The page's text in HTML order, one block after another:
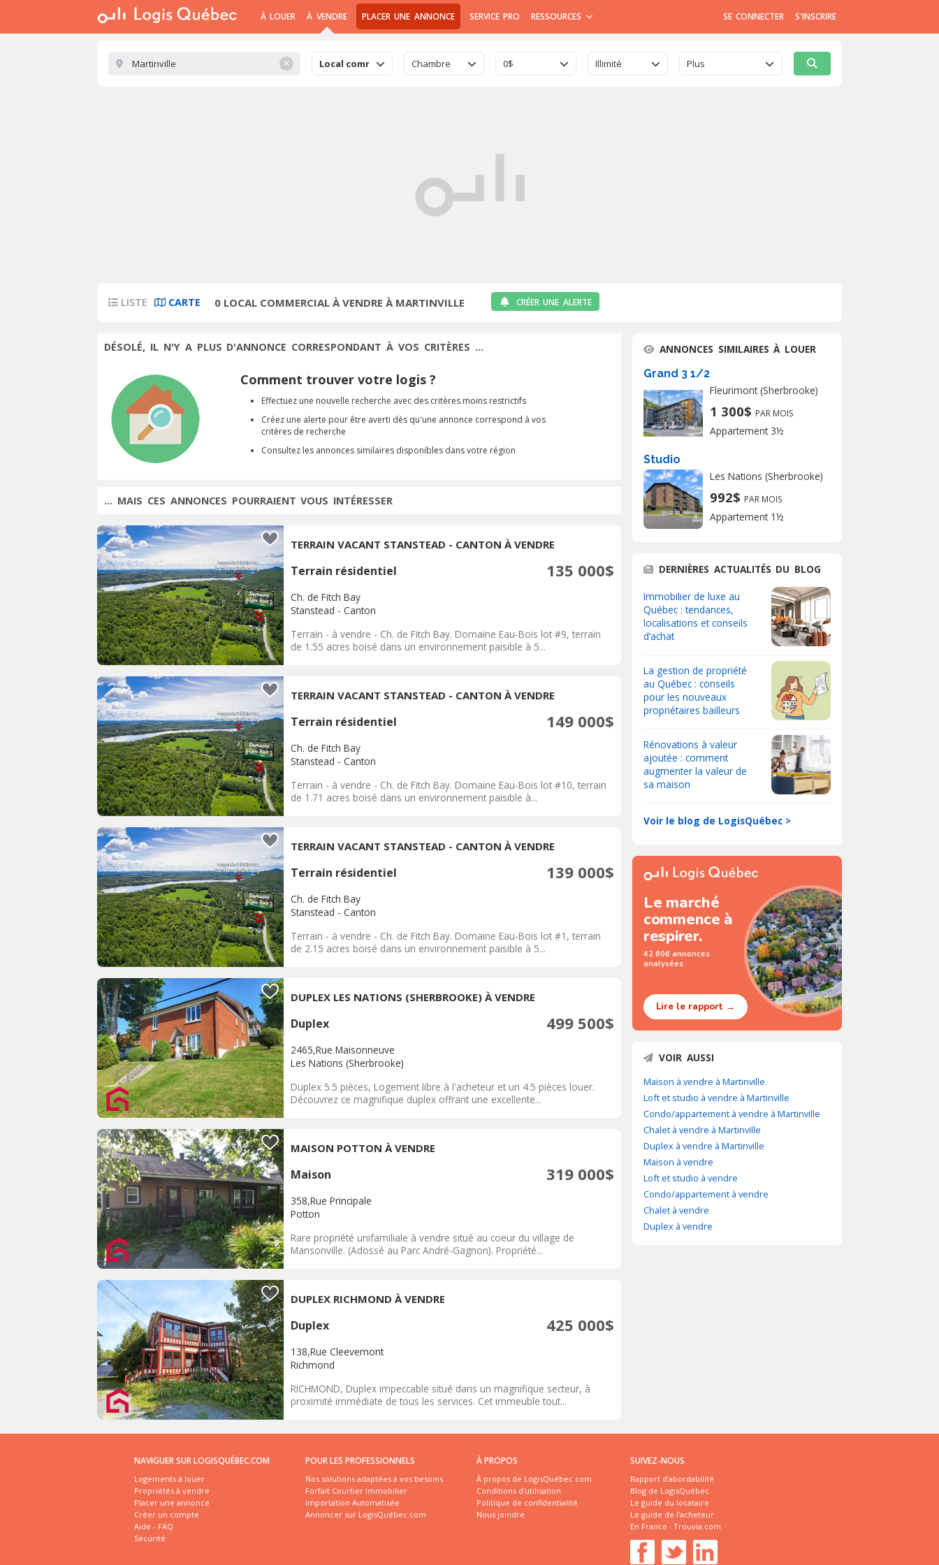
À LOUER À VENDRE PLACER UNE ANNONCE SERVICE PRO RESSOURCES SE CONNECTER S'INSCRIRE
✕ Local commercial Chambre 0$ Illimité Plus
LISTE CARTE 0 LOCAL COMMERCIAL À VENDRE À MARTINVILLE CRÉER UNE ALERTE
DÉSOLÉ, IL N'Y A PLUS D'ANNONCE CORRESPONDANT À VOS CRITÈRES ...
Comment trouver votre logis ?
Effectuez une nouvelle recherche avec des critères moins restrictifs
Créez une alerte pour être averti dès qu'une annonce correspond à vos
critères de recherche
Consultez les annonces similaires disponibles dans votre région
... MAIS CES ANNONCES POURRAIENT VOUS INTÉRESSER
TERRAIN VACANT STANSTEAD - CANTON À VENDRE
Terrain résidentiel 135 000$
Ch. de Fitch Bay
Stanstead - Canton
Terrain - à vendre - Ch. de Fitch Bay. Domaine Eau-Bois lot #9, terrain
de 1.55 acres boisé dans un environnement paisible à 5...
TERRAIN VACANT STANSTEAD - CANTON À VENDRE
Terrain résidentiel 149 000$
Ch. de Fitch Bay
Stanstead - Canton
Terrain - à vendre - Ch. de Fitch Bay. Domaine Eau-Bois lot #10, terrain
de 1.71 acres boisé dans un environnement paisible à...
TERRAIN VACANT STANSTEAD - CANTON À VENDRE
Terrain résidentiel 139 000$
Ch. de Fitch Bay
Stanstead - Canton
Terrain - à vendre - Ch. de Fitch Bay. Domaine Eau-Bois lot #1, terrain
de 2.15 acres boisé dans un environnement paisible à 5...
DUPLEX LES NATIONS (SHERBROOKE) À VENDRE
Duplex 499 500$
2465,Rue Maisonneuve
Les Nations (Sherbrooke)
Duplex 5.5 pièces, Logement libre à l'acheteur et un 4.5 pièces louer.
Découvrez ce magnifique duplex offrant une excellente...
MAISON POTTON À VENDRE
Maison 319 000$
358,Rue Principale
Potton
Rare propriété unifamiliale à vendre situé au coeur du village de
Mansonville. (Adossé au Parc André-Gagnon). Propriété...
DUPLEX RICHMOND À VENDRE
Duplex 425 000$
138,Rue Cleevemont
Richmond
RICHMOND, Duplex impeccable situé dans un magnifique secteur, à
proximité immédiate de tous les services. Cet immeuble tout...
ANNONCES SIMILAIRES À LOUER
Grand 3 1/2
Fleurimont (Sherbrooke)
1 300$ PAR MOIS
Appartement 3½
Studio
Les Nations (Sherbrooke)
992$ PAR MOIS
Appartement 1½
DERNIÈRES ACTUALITÉS DU BLOG
Immobilier de luxe au
Québec : tendances,
localisations et conseils
d’achat
La gestion de propriété
au Québec : conseils
pour les nouveaux
propriétaires bailleurs
Rénovations à valeur
ajoutée : comment
augmenter la valeur de
sa maison
Voir le blog de LogisQuébec >
Le marché
commence à
respirer.
42 606 annonces
analysées
Lire le rapport →
VOIR AUSSI
Maison à vendre à Martinville
Loft et studio à vendre à Martinville
Condo/appartement à vendre à Martinville
Chalet à vendre à Martinville
Duplex à vendre à Martinville
Maison à vendre
Loft et studio à vendre
Condo/appartement à vendre
Chalet à vendre
Duplex à vendre
NAVIGUER SUR LOGISQUÉBEC.COM
Logements à louer
Propriétés à vendre
Placer une annonce
Créer un compte
Aide - FAQ
Sécurité
POUR LES PROFESSIONNELS
Nos solutions adaptées à vos besoins
Forfait Courtier Immobilier
Importation Automatisée
Annoncer sur LogisQuébec.com
À PROPOS
À propos de LogisQuébec.com
Conditions d'utilisation
Politique de confidentialité
Nous joindre
SUIVEZ-NOUS
Rapport d'abordabilité
Blog de LogisQuébec
Le guide du locataire
Le guide de l'acheteur
En France : Trouvia.com